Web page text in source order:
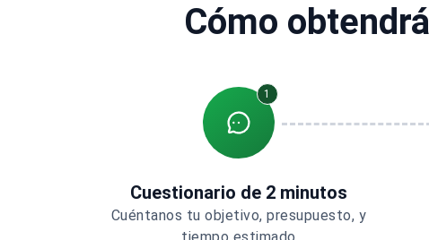
Cómo
1
Cuestionario de 2 minutos
Cuéntanos tu objetivo, presupuesto, y